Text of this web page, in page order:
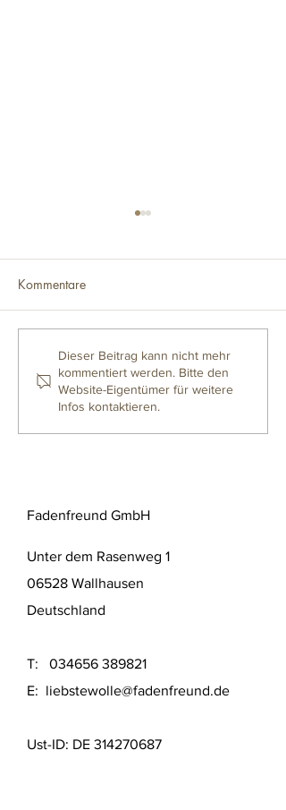
Kommentare
Dieser Beitrag kann nicht mehr
kommentiert werden. Bitte den
Website-Eigentümer für weitere
Infos kontaktieren.
Fadenfreund GmbH
Unter dem Rasenweg 1
06528 Wallhausen
Deutschland
T: 034656 389821
E: liebstewolle@fadenfreund.de
Ust-ID: DE 314270687